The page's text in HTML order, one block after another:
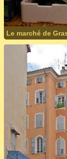
Le marché de